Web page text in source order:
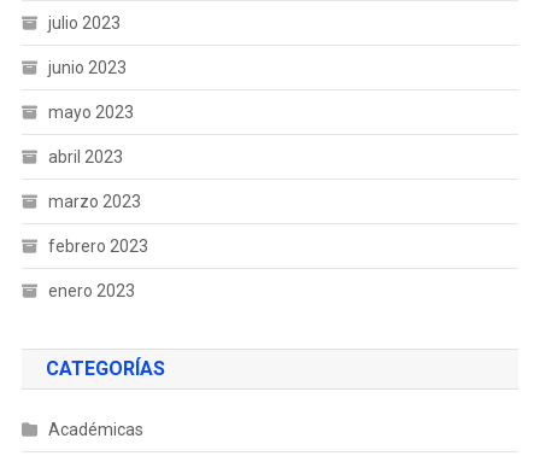
julio 2023
junio 2023
mayo 2023
abril 2023
marzo 2023
febrero 2023
enero 2023
CATEGORÍAS
Académicas